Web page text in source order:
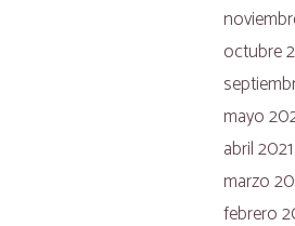
octubre
mayo
abril 2021
marzo
febrero